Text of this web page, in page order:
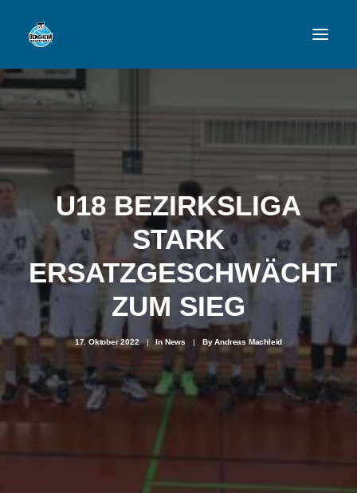
TEAMS
NEWSFEED
FAN-SHOP
VFL BENSHEIM
U18 BEZIRKSLIGA
STARK
ERSATZGESCHWÄCHT
ZUM SIEG
17. Oktober 2022 | In News | ByAndreas Machleid